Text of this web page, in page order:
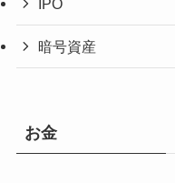
暗号資産
お金